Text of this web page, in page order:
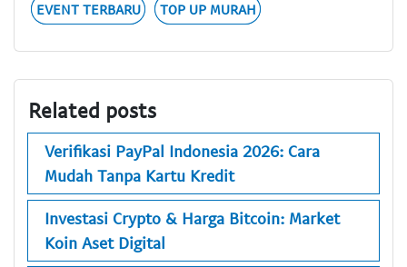
EVENT TERBARU TOP UP MURAH
Related posts
Verifikasi PayPal Indonesia 2026: Cara
Mudah Tanpa Kartu Kredit
Investasi Crypto & Harga Bitcoin: Market
Koin Aset Digital